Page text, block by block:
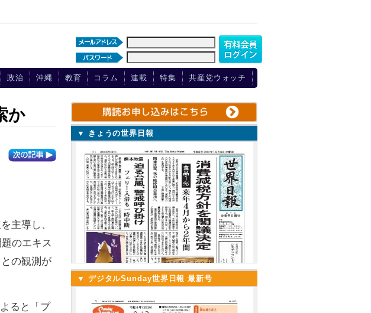
政治 沖縄 教育 コラム 連載 特集 共産党ウォッチ
か
主導し、
のエキス
の観測が
ると「プ
▼ きょうの世界日報
▼ デジタルSunday世界日報 最新号